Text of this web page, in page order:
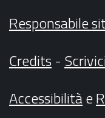
Responsabile
Credits-
Accessibilitàe